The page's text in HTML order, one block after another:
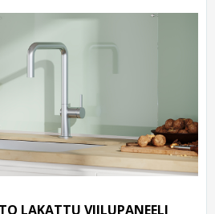
LAKATTU VIILUPANEELI